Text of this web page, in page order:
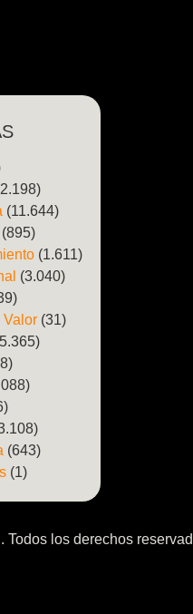
(11.644)
(895)
(1.611)
(3.040)
Valor (31)
(643)
(1)
los derechos